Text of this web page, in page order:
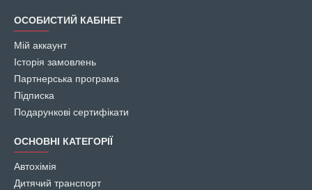
ОСОБИСТИЙ КАБІНЕТ
Мій аккаунт
Історія замовлень
Партнерська програма
Підписка
Подарункові сертифікати
ОСНОВНІ КАТЕГОРІЇ
Автохімія
Дитячий транспорт